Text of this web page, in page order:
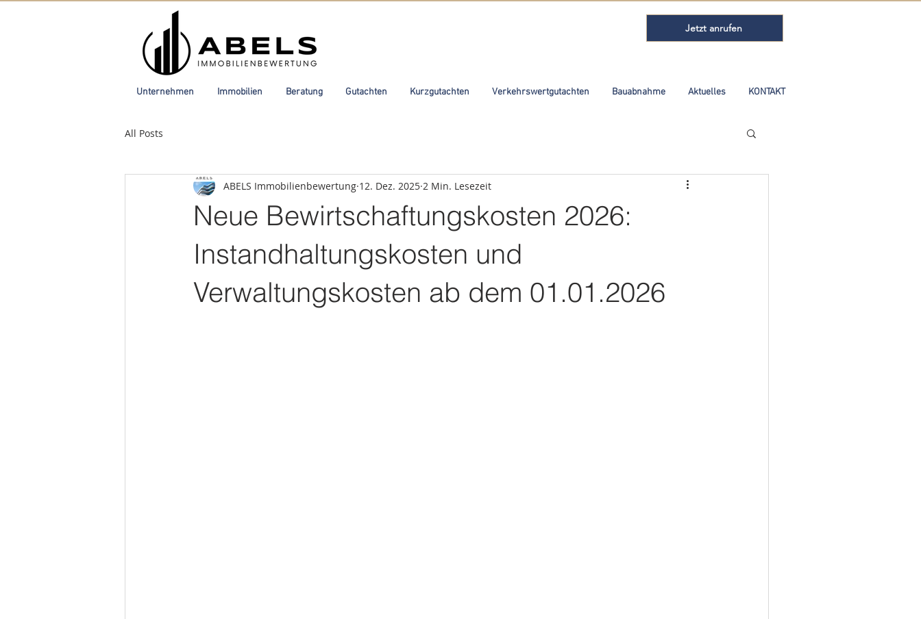
Jetzt anrufen
Unternehmen Immobilien Beratung Gutachten Kurzgutachten Verkehrswertgutachten Bauabnahme Aktuelles KONTAKT
All Posts
Neue Bewirtschaftungskosten 2026:
Instandhaltungskosten und
Verwaltungskosten ab dem 01.01.2026
ABELS Immobilienbewertung 12. Dez. 2025 2 Min. Lesezeit